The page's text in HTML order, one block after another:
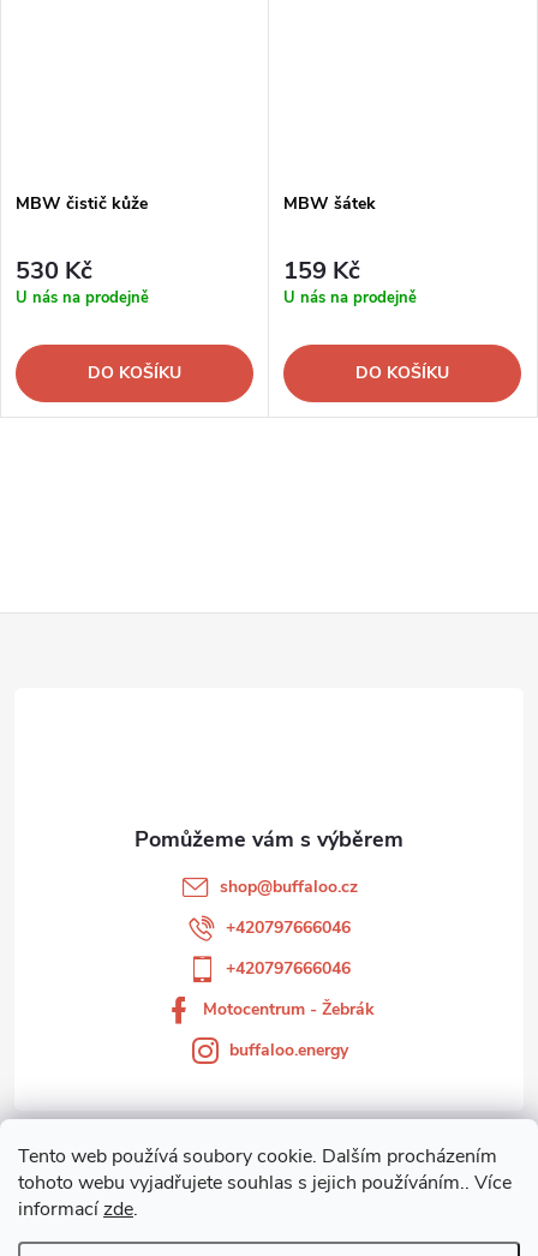
Tento web používá soubory cookie. Dalším procházením
tohoto webu vyjadřujete souhlas s jejich používáním.. Více
informacízde.
MBW čistič kůže
530 Kč
U nás na prodejně
DO KOŠÍKU
MBW šátek
159 Kč
U nás na prodejně
DO KOŠÍKU
Zákaznický servis
shop@buffaloo.cz
+420797666046
+420797666046
Motocentrum - Žebrák
buffaloo.energy